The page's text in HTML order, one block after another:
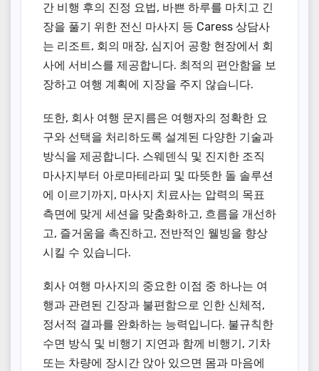
간 비행 후의 진정 요법, 바쁜 하루를 마치고 긴
장을 풀기 위한 전신 마사지 등 Caress 상담사
는 리조트, 회의 매장, 심지어 공항 현장에서 회
사에 서비스를 제공합니다. 최적의 편안함을 보
장하고 여행 계획에 지장을 주지 않습니다.
또한, 회사 여행 문지름은 여행자의 정확한 요
구와 선택을 처리하도록 설계된 다양한 기술과
방식을 제공합니다. 스웨덴식 및 진지한 조직
마사지부터 아로마테라피 및 따뜻한 돌 솔루션
에 이르기까지, 마사지 치료사는 압력의 목표
측면에 맞게 세션을 맞춤화하고, 흐름을 개선하
고, 즐거움을 촉진하고, 전반적인 웰빙을 향상
시킬 수 있습니다.
회사 여행 마사지의 중요한 이점 중 하나는 여
행과 관련된 긴장과 불편함으로 인한 신체적,
정서적 결과를 완화하는 능력입니다. 불규칙한
수면 방식 및 비행기 지연과 함께 비행기, 기차
또는 차량에 장시간 앉아 있으면 몸과 마음에